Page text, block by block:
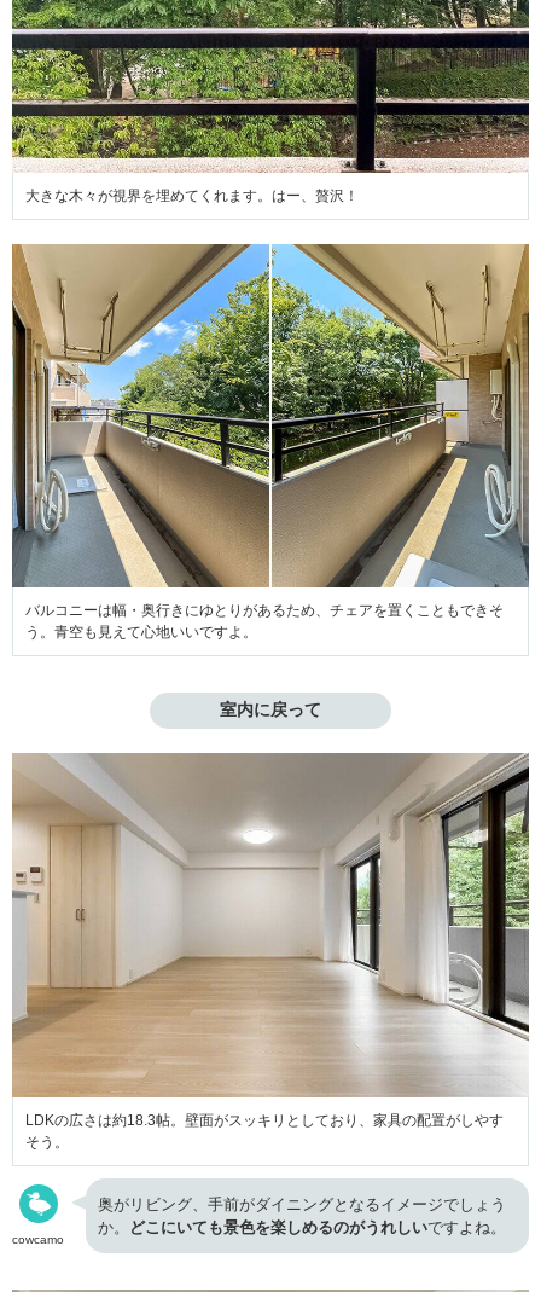
大きな木々が視界を埋めてくれます。はー、贅沢！
バルコニーは幅・奥行きにゆとりがあるため、チェアを置くこともできそ
う。青空も見えて心地いいですよ。
室内に戻って
LDKの広さは約18.3帖。壁面がスッキリとしており、家具の配置がしやす
そう。
cowcamo
奥がリビング、手前がダイニングとなるイメージでしょう
か。
どこにいても景色を楽しめるのがうれしいですよね。